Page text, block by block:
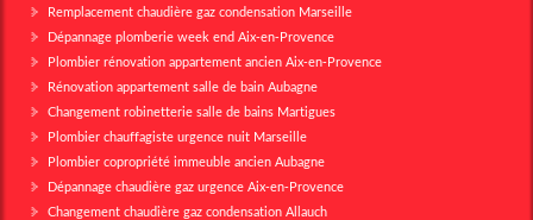
Remplacement chaudière gaz condensation Marseille
Dépannage plomberie week end Aix-en-Provence
Plombier rénovation appartement ancien Aix-en-Provence
Rénovation appartement salle de bain Aubagne
Changement robinetterie salle de bains Martigues
Plombier chauffagiste urgence nuit Marseille
Plombier copropriété immeuble ancien Aubagne
Dépannage chaudière gaz urgence Aix-en-Provence
Changement chaudière gaz condensation Allauch